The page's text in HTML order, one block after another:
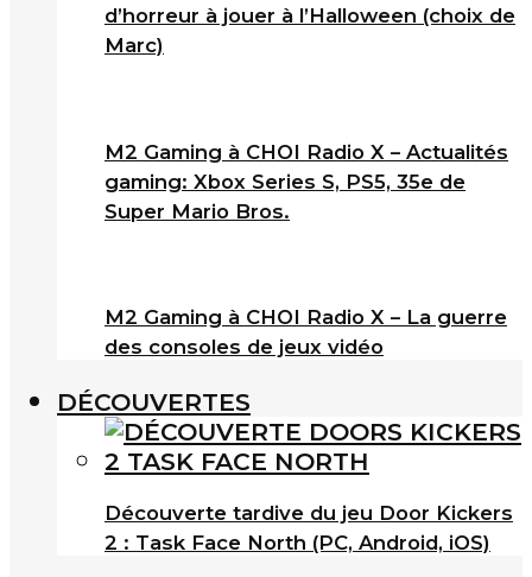
d’horreur à jouer à l’Halloween (choix de
Marc)
M2 Gaming à CHOI Radio X – Actualités
gaming: Xbox Series S, PS5, 35e de
Super Mario Bros.
M2 Gaming à CHOI Radio X – La guerre
des consoles de jeux vidéo
DÉCOUVERTES
Découverte tardive du jeu Door Kickers
2 : Task Face North (PC, Android, iOS)